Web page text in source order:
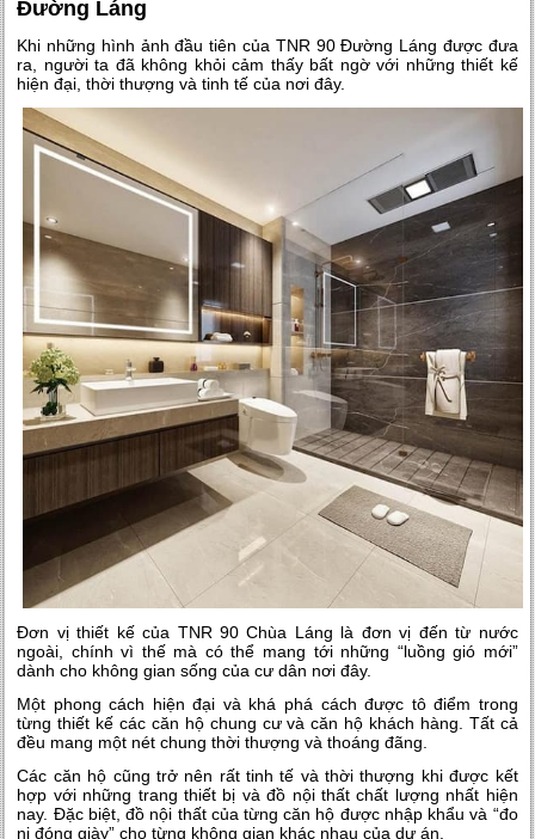
Đường Láng
Khi những hình ảnh đầu tiên của TNR 90 Đường Láng được đưa
ra, người ta đã không khỏi cảm thấy bất ngờ với những thiết kế
hiện đại, thời thượng và tinh tế của nơi đây.
Đơn vị thiết kế của TNR 90 Chùa Láng là đơn vị đến từ nước
ngoài, chính vì thế mà có thể mang tới những “luồng gió mới”
dành cho không gian sống của cư dân nơi đây.
Một phong cách hiện đại và khá phá cách được tô điểm trong
từng thiết kế các căn hộ chung cư và căn hộ khách hàng. Tất cả
đều mang một nét chung thời thượng và thoáng đãng.
Các căn hộ cũng trở nên rất tinh tế và thời thượng khi được kết
hợp với những trang thiết bị và đồ nội thất chất lượng nhất hiện
nay. Đặc biệt, đồ nội thất của từng căn hộ được nhập khẩu và “đo
ni đóng giày” cho từng không gian khác nhau của dự án.